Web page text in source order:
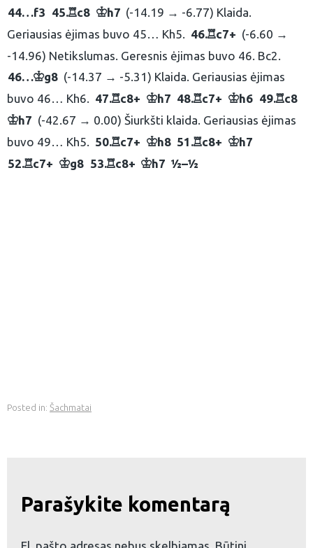
44…f3 45.Rc8 Kh7 (-14.19 → -6.77) Klaida.
Geriausias ėjimas buvo 45… Kh5. 46.Rc7+ (-6.60 →
-14.96) Netikslumas. Geresnis ėjimas buvo 46. Bc2.
46…Kg8 (-14.37 → -5.31) Klaida. Geriausias ėjimas
buvo 46… Kh6. 47.Rc8+ Kh7 48.Rc7+ Kh6 49.Rc8
Kh7 (-42.67 → 0.00) Šiurkšti klaida. Geriausias ėjimas
buvo 49… Kh5. 50.Rc7+ Kh8 51.Rc8+ Kh7
52.Rc7+ Kg8 53.Rc8+ Kh7 ½–½
Posted in: Šachmatai
Parašykite komentarą